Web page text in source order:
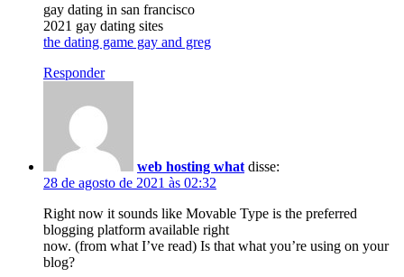
gay dating in san francisco
2021 gay dating sites
the dating game gay and greg
Responder
web hosting what disse:
28 de agosto de 2021 às 02:32
Right now it sounds like Movable Type is the preferred
blogging platform available right
now. (from what I’ve read) Is that what you’re using on your
blog?